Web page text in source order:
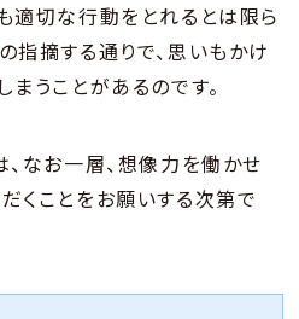
適切な行動をとれるとは限ら
指摘する通りで、思いもかけ
うことがあるのです。
なお一層、想像力を働かせ
くことをお願いする次第で